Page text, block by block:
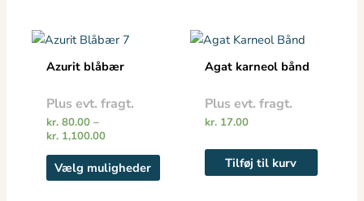
Azurit blåbær
Plus evt. fragt.
kr.80.00 –
kr.1,100.00
Prisinterval:
kr. 80.00
til
Vælg muligheder
varianter.
kan
vælges
Agat karneol bånd
Plus evt. fragt.
kr.17.00
Tilføj til kurv